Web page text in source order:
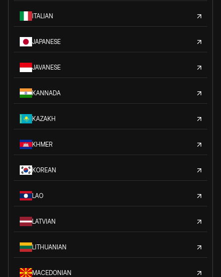
ITALIAN
JAPANESE
JAVANESE
KANNADA
KAZAKH
KHMER
KOREAN
LAO
LATVIAN
LITHUANIAN
MACEDONIAN